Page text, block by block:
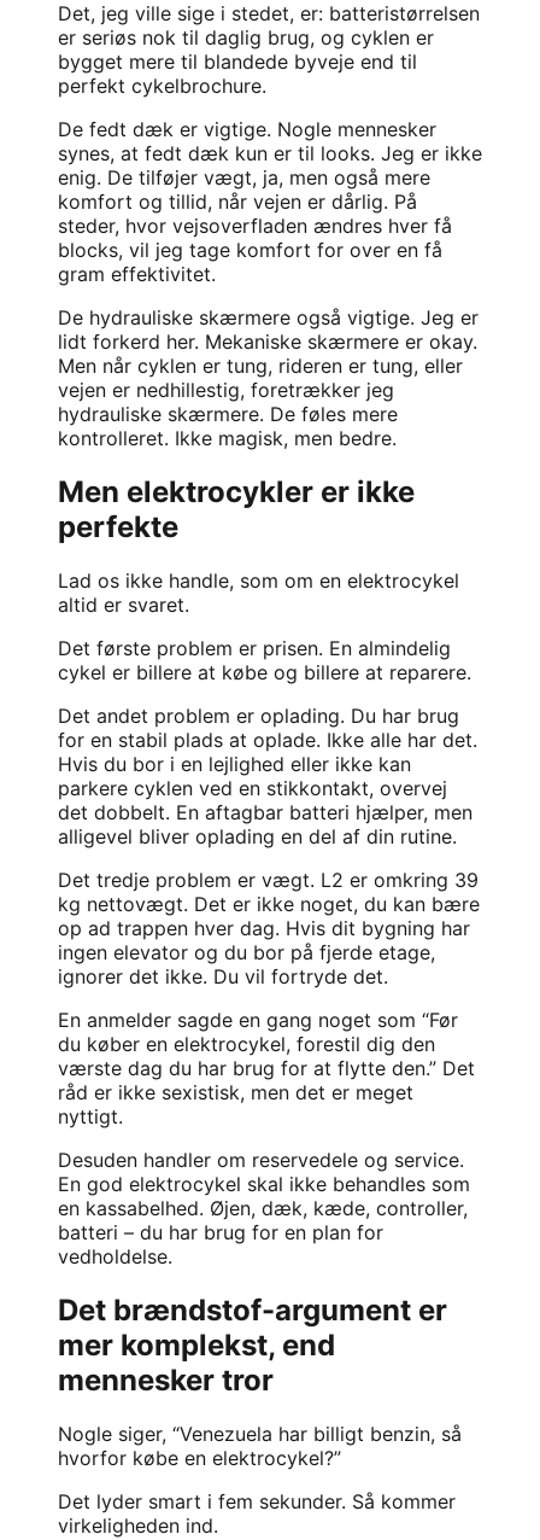
Det, jeg ville sige i stedet, er: batteristørrelsen
er seriøs nok til daglig brug, og cyklen er
bygget mere til blandede byveje end til
perfekt cykelbrochure.
De fedt dæk er vigtige. Nogle mennesker
synes, at fedt dæk kun er til looks. Jeg er ikke
enig. De tilføjer vægt, ja, men også mere
komfort og tillid, når vejen er dårlig. På
steder, hvor vejsoverfladen ændres hver få
blocks, vil jeg tage komfort for over en få
gram effektivitet.
De hydrauliske skærmere også vigtige. Jeg er
lidt forkerd her. Mekaniske skærmere er okay.
Men når cyklen er tung, rideren er tung, eller
vejen er nedhillestig, foretrækker jeg
hydrauliske skærmere. De føles mere
kontrolleret. Ikke magisk, men bedre.
Men elektrocykler er ikke
perfekte
Lad os ikke handle, som om en elektrocykel
altid er svaret.
Det første problem er prisen. En almindelig
cykel er billere at købe og billere at reparere.
Det andet problem er oplading. Du har brug
for en stabil plads at oplade. Ikke alle har det.
Hvis du bor i en lejlighed eller ikke kan
parkere cyklen ved en stikkontakt, overvej
det dobbelt. En aftagbar batteri hjælper, men
alligevel bliver oplading en del af din rutine.
Det tredje problem er vægt. L2 er omkring 39
kg nettovægt. Det er ikke noget, du kan bære
op ad trappen hver dag. Hvis dit bygning har
ingen elevator og du bor på fjerde etage,
ignorer det ikke. Du vil fortryde det.
En anmelder sagde en gang noget som “Før
du køber en elektrocykel, forestil dig den
værste dag du har brug for at flytte den.” Det
råd er ikke sexistisk, men det er meget
nyttigt.
Desuden handler om reservedele og service.
En god elektrocykel skal ikke behandles som
en kassabelhed. Øjen, dæk, kæde, controller,
batteri – du har brug for en plan for
vedholdelse.
Det brændstof-argument er
mer komplekst, end
mennesker tror
Nogle siger, “Venezuela har billigt benzin, så
hvorfor købe en elektrocykel?”
Det lyder smart i fem sekunder. Så kommer
virkeligheden ind.